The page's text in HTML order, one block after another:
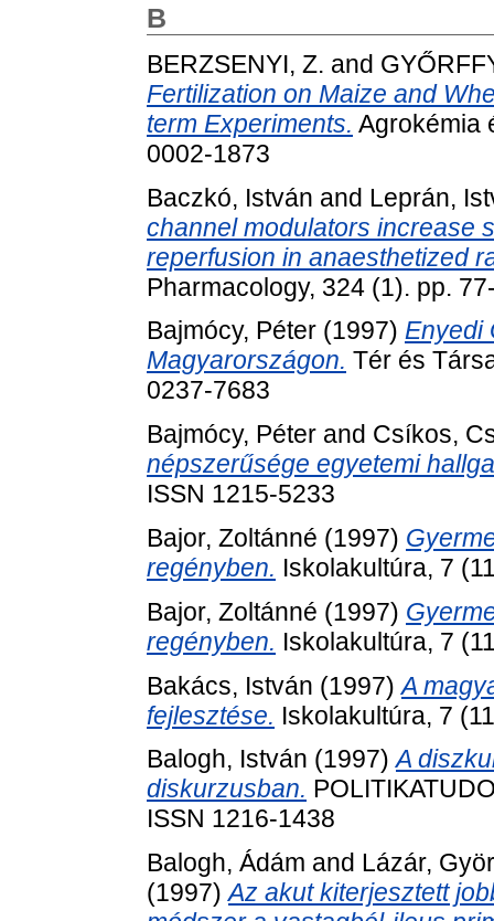
B
BERZSENYI, Z. and
Fertilization on Maize and
term Experiments. Agrokémia
0002-1873
Baczkó, István and Leprán,
channel modulators increase
reperfusion in anaesthetized
Pharmacology, 324 (1). pp.
Bajmócy, Péter (1997) Enyedi
Magyarországon. Tér és
0237-7683
Bajmócy, Péter and Csíkos,
népszerűsége egyetemi
ISSN 1215-5233
Bajor, Zoltánné (1997)
regényben. Iskolakultúra, 7
Bajor, Zoltánné (1997)
regényben. Iskolakultúra, 7
Bakács, István (1997)A
fejlesztése. Iskolakultúra, 7
Balogh, István (1997)A
diskurzusban.
ISSN 1216-1438
Balogh, Ádám and Lázár,
(1997)Az akut kiterjesztett